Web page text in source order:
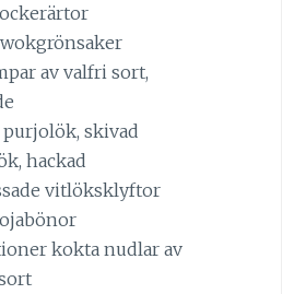
av valfri sort,
purjolök, skivad
hackad
vitlöksklyftor
kokta nudlar av